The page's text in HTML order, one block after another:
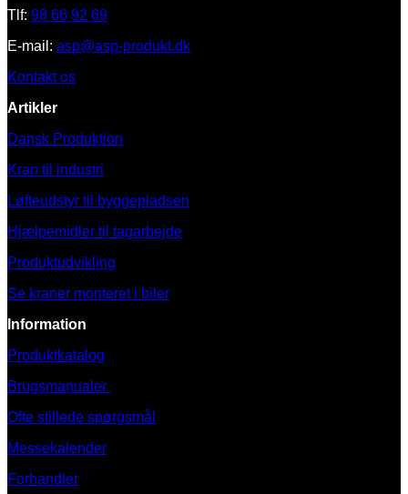
Tlf: 98 66 92 69
E-mail: asp@asp-produkt.dk
Kontakt os
Artikler
Dansk Produktion
Kran til industri
Løfteudstyr til byggepladsen
Hjælpemidler til tagarbejde
Produktudvikling
Se kraner monteret i biler
Information
Produktkatalog
Brugsmanualer
Ofte stillede spørgsmål
Messekalender
Forhandler